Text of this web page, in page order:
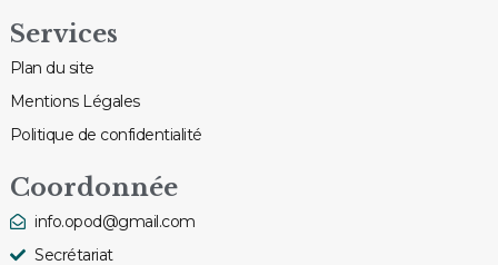
Coordonnée
info.opod@gmail.com
Secrétariat
Services
Plan du site
Mentions Légales
Politique de confidentialité